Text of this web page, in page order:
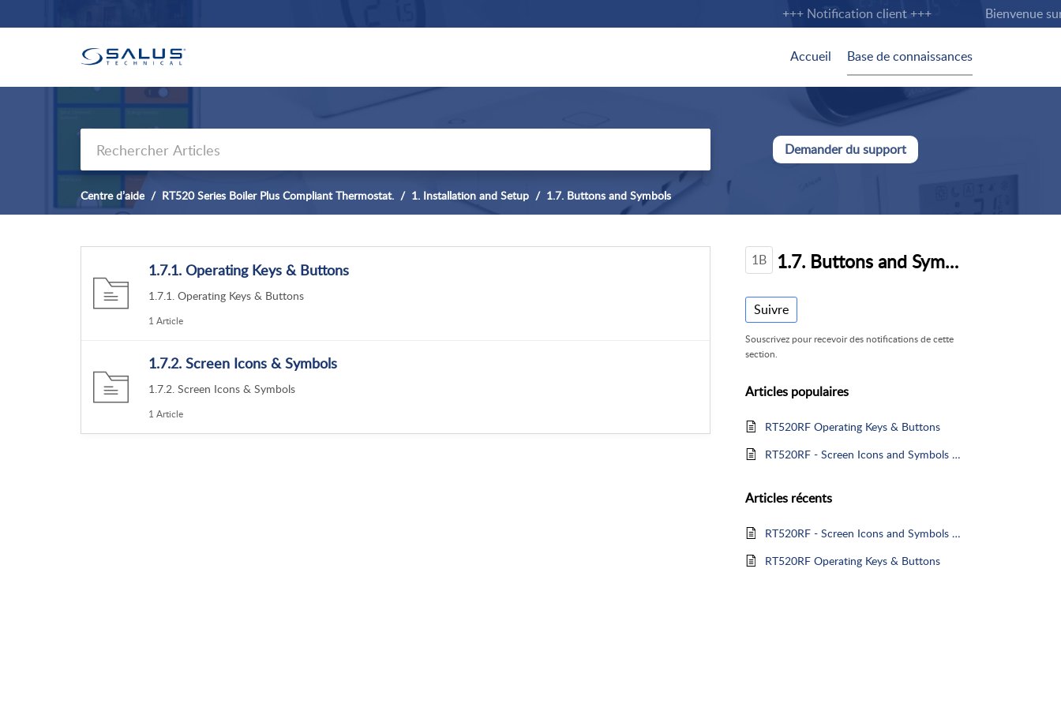
+++ Notification client +++ Bienvenue
Accueil Base de connaissances
Demander du support
Centre d’aide RT520 Series Boiler Plus Compliant Thermostat. 1. Installation and Setup 1.7. Buttons and Symbols
1.7.1. Operating Keys & Buttons
1.7.1. Operating Keys & Buttons
1 Article
1.7.2. Screen Icons & Symbols
1.7.2. Screen Icons & Symbols
1 Article
1B 1.7. Buttons and Symbols
Suivre
Souscrivez pour recevoir des notifications de cette
section.
Articles populaires
RT520RF Operating Keys & Buttons
RT520RF - Screen Icons and Symbols Web
Articles récents
RT520RF - Screen Icons and Symbols Web
RT520RF Operating Keys & Buttons